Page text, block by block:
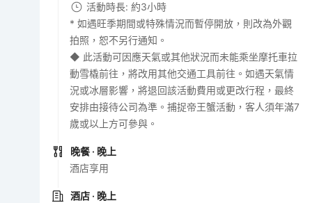
活動時長: 約3小時
* 如遇旺季期間或特殊情況而暫停開放，則改為外觀
拍照，恕不另行通知。
◆ 此活動可因應天氣或其他狀況而未能乘坐摩托車拉
動雪橇前往，將改用其他交通工具前往。如遇天氣情
況或冰層影響，將退回該活動費用或更改行程，最終
安排由接待公司為準。捕捉帝王蟹活動，客人須年滿7
歲或以上方可參與。
晚餐 · 晚上
酒店享用
酒店 · 晚上